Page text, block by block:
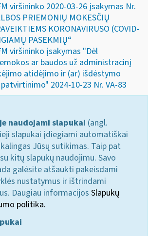
viršininko 2020-03-26 įsakymas Nr.
PRIEMONIŲ MOKESČIŲ
KORONAVIRUSO (COVID-
PASEKMIŲ“
viršininko įsakymas "Dėl
ar baudos už administracinį
atidėjimo ir (ar) išdėstymo
2024-10-23 Nr. VA-83
naudojami slapukai (angl.
slapukai įdiegiami automatiškai
Jūsų sutikimas. Taip pat
kitų slapukų naudojimu. Savo
galėsite atšaukti pakeisdami
nustatymus ir ištrindami
Daugiau informacijos Slapukų
politika.